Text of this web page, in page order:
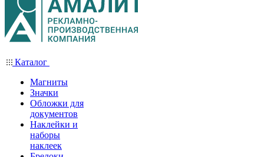
Каталог
Магниты
Значки
Обложки для
документов
Наклейки и
наборы
наклеек